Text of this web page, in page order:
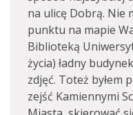
na ulicę Dobrą. Nie
punktu na mapie
Biblioteką
życia) ładny
zdjęć. Toteż byłem
zejść Kamiennymi